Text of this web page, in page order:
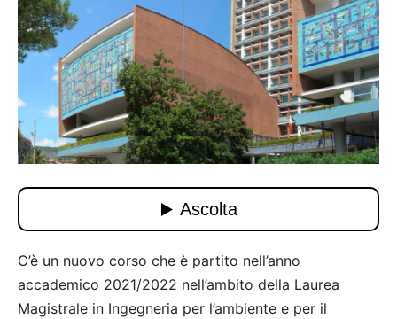
C’è un nuovo corso che è partito nell’anno
accademico 2021/2022 nell’ambito della Laurea
Magistrale in Ingegneria per l’ambiente e per il